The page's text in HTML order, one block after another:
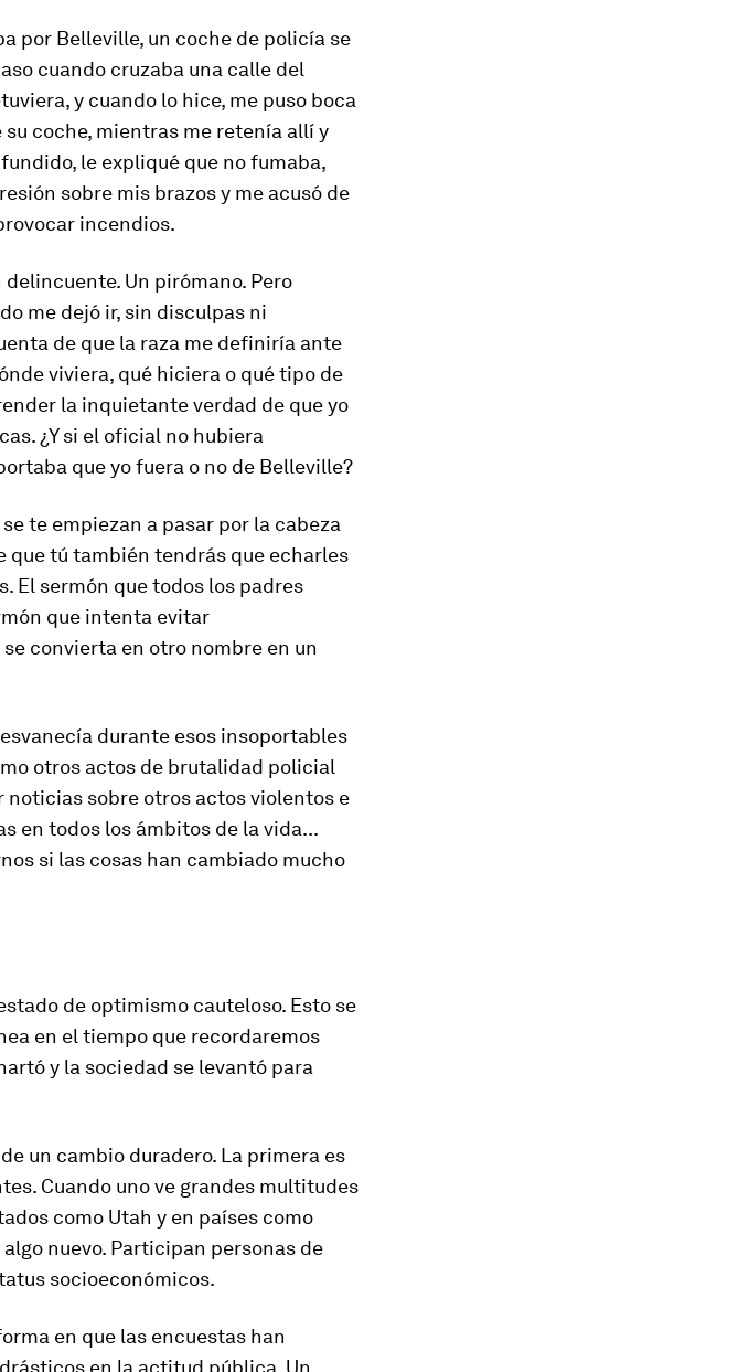
por Belleville, un coche de policía se
cuando cruzaba una calle del
y cuando lo hice, me puso boca
coche, mientras me retenía allí y
le expliqué que no fumaba,
sobre mis brazos y me acusó de
incendios.
Un pirómano. Pero
me dejó ir, sin disculpas ni
de que la raza me definiría ante
viviera, qué hiciera o qué tipo de
la inquietante verdad de que yo
¿Y si el oficial no hubiera
que yo fuera o no de Belleville?
te empiezan a pasar por la cabeza
que tú también tendrás que echarles
El sermón que todos los padres
que intenta evitar
convierta en otro nombre en un
durante esos insoportables
otros actos de brutalidad policial
noticias sobre otros actos violentos e
en todos los ámbitos de la vida...
si las cosas han cambiado mucho
de optimismo cauteloso. Esto se
en el tiempo que recordaremos
y la sociedad se levantó para
un cambio duradero. La primera es
Cuando uno ve grandes multitudes
como Utah y en países como
nuevo. Participan personas de
socioeconómicos.
en que las encuestas han
en la actitud pública. Un